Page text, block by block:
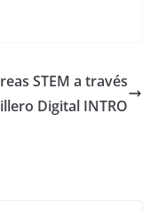
STEM a través
Digital INTRO